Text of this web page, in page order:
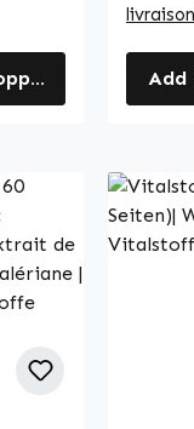
cart
livraison
Add